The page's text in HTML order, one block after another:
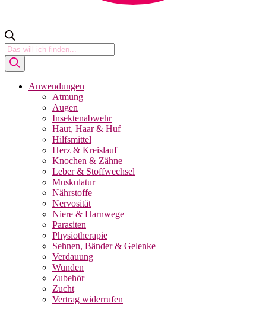
Products
search
Anwendungen
Atmung
Augen
Insektenabwehr
Haut, Haar & Huf
Hilfsmittel
Herz & Kreislauf
Knochen & Zähne
Leber & Stoffwechsel
Muskulatur
Nährstoffe
Nervosität
Niere & Harnwege
Parasiten
Physiotherapie
Sehnen, Bänder & Gelenke
Verdauung
Wunden
Zubehör
Zucht
Vertrag widerrufen